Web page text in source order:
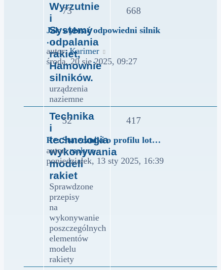
Wyrzutnie
i
Systemy
odpalania
rakiet,
Hamownie
silników.
urządzenia
naziemne
73 668
Jak wybrać odpowiedni silnik
…
autor:Karimer
najnowszy
środa, 20 sie 2025, 09:27
Technika
i
technologia
wykonywania
modeli
rakiet
Sprawdzone
przepisy
na
wykonywanie
poszczególnych
elementów
modelu
rakiety
52 417
Re: Stateczniki o profilu lot…
autor:malyro
Wyświetl
najnowszy
poniedziałek, 13 sty 2025, 16:39